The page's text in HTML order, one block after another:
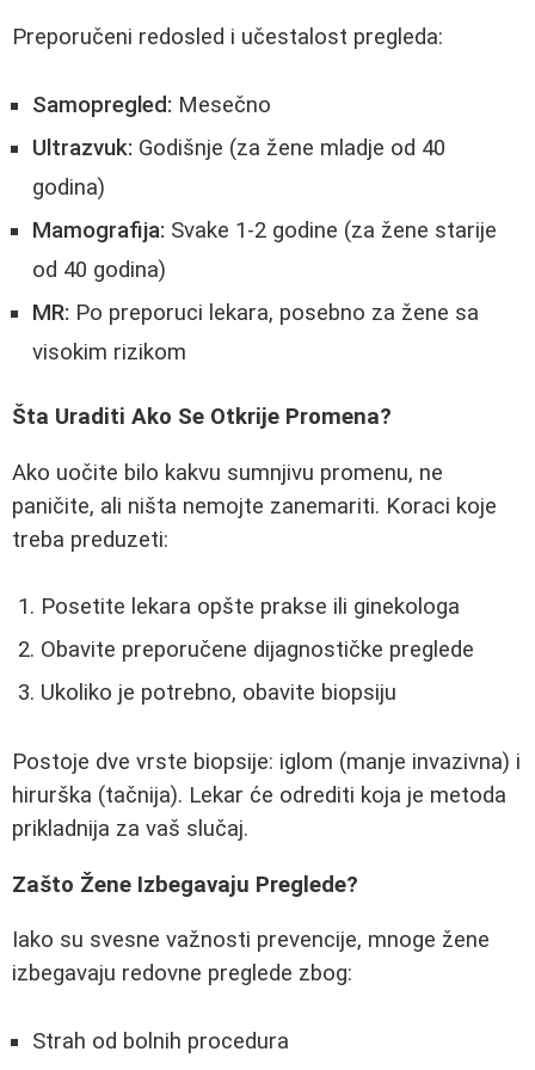
Preporučeni redosled i učestalost pregleda:
Samopregled: Mesečno
Ultrazvuk: Godišnje (za žene mladje od 40
godina)
Mamografija: Svake 1-2 godine (za žene starije
od 40 godina)
MR: Po preporuci lekara, posebno za žene sa
visokim rizikom
Šta Uraditi Ako Se Otkrije Promena?
Ako uočite bilo kakvu sumnjivu promenu, ne
paničite, ali ništa nemojte zanemariti. Koraci koje
treba preduzeti:
Posetite lekara opšte prakse ili ginekologa
Obavite preporučene dijagnostičke preglede
Ukoliko je potrebno, obavite biopsiju
Postoje dve vrste biopsije: iglom (manje invazivna) i
hirurška (tačnija). Lekar će odrediti koja je metoda
prikladnija za vaš slučaj.
Zašto Žene Izbegavaju Preglede?
Iako su svesne važnosti prevencije, mnoge žene
izbegavaju redovne preglede zbog:
Strah od bolnih procedura